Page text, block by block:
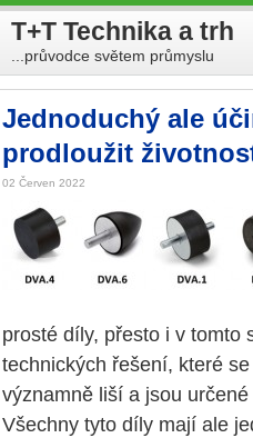
T+T Technika a trh
...průvodce světem průmyslu
Jednoduchý ale
prodloužit
02 Červen 2022
prosté díly, přesto i v tomto
technických řešení, které
významně liší a jsou
Všechny tyto díly mají ale